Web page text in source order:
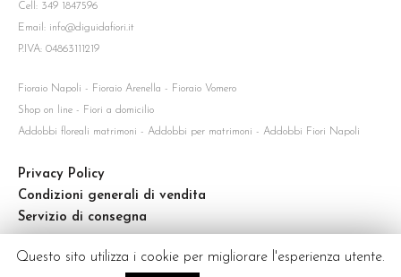
Cell: 349 1847596
Email: info@diguidafiori.it
P.IVA: 04863111219
Fioraio Napoli - Fioraio Arenella - Fioraio Vomero
Shop on line - Fiori a domicilio
Addobbi floreali matrimoni - Addobbi per matrimoni - Addobbi Fiori Napoli
Privacy Policy
Condizioni generali di vendita
Servizio di consegna
Questo sito utilizza i cookie per migliorare l'esperienza utente.